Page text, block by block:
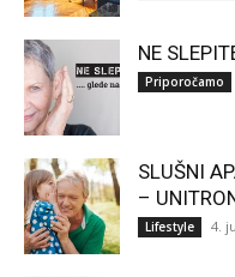
NE
Priporočamo
SLUŠNI
–
Lifestyle 4.